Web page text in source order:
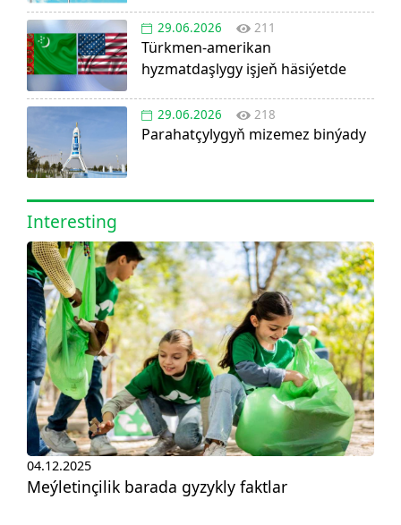
29.06.2026 211
Türkmen-amerikan
hyzmatdaşlygy işjeň häsiýetde
29.06.2026 218
Parahatçylygyň mizemez binýady
Interesting
04.12.2025
Meýletinçilik barada gyzykly faktlar